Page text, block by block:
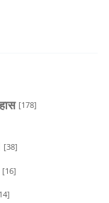
[178]
[38]
[16]